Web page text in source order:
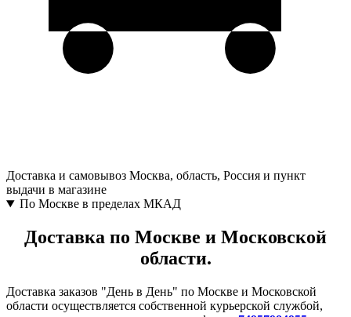
Доставка и самовывоз Москва, область, Россия и пункт
выдачи в магазине
По Москве в пределах МКАД
Доставка по Москве и Московской
области.
Доставка заказов "День в День" по Москве и Московской
области осуществляется собственной курьерской службой,